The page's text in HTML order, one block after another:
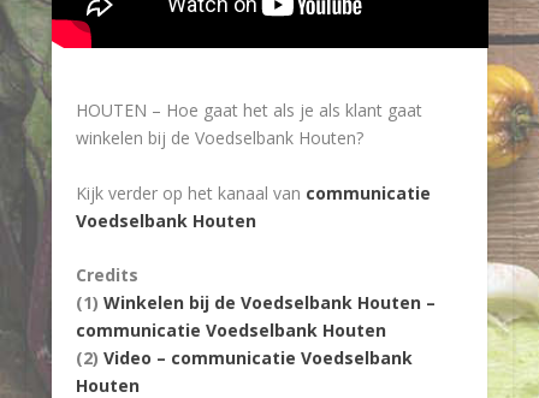
HOUTEN – Hoe gaat het als je als klant gaat
winkelen bij de Voedselbank Houten?
Kijk verder op het kanaal van communicatie
Voedselbank Houten
Credits
(1) Winkelen bij de Voedselbank Houten –
communicatie Voedselbank Houten
(2) Video – communicatie Voedselbank
Houten